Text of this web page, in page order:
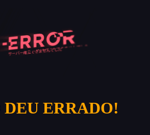
ERRADO!